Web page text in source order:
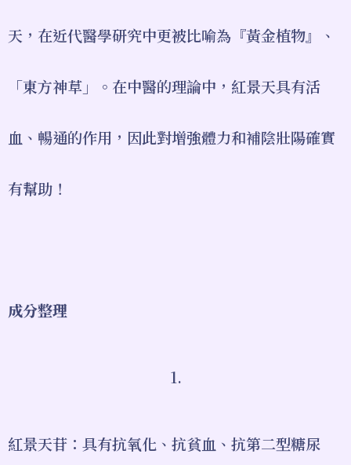
天，在近代醫學研究中更被比喻為『黃金植物』、
「東方神草」。在中醫的理論中，紅景天具有活
血、暢通的作用，因此對增強體力和補陰壯陽確實
有幫助！
成分整理
1.
紅景天苷：具有抗氧化、抗貧血、抗第二型糖尿